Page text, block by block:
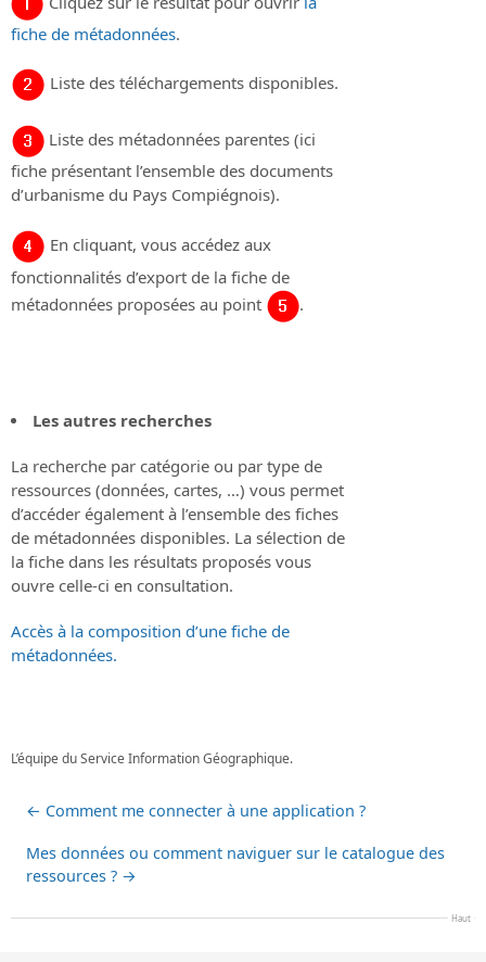
fiche de métadonnées.
Liste des téléchargements disponibles.
Liste des métadonnées parentes (ici
fiche présentant l’ensemble des documents
d’urbanisme du Pays Compiégnois).
En cliquant, vous accédez aux
fonctionnalités d’export de la fiche de
métadonnées proposées au point
.
Les autres recherches
La recherche par catégorie ou par type de
ressources (données, cartes, …) vous permet
d’accéder également à l’ensemble des fiches
de métadonnées disponibles. La sélection de
la fiche dans les résultats proposés vous
ouvre celle-ci en consultation.
Accès à la composition d’une fiche de
métadonnées.
L’équipe du Service Information Géographique.
← Comment me connecter à une application ?
Mes données ou comment naviguer sur le catalogue des
ressources ? →
Haut